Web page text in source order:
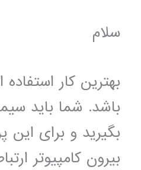
سلام
بهترین کار
باشد. شما باید
بگیرید و برای این
بیرون کامپیوتر